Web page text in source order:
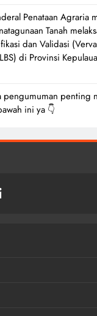
Penataan Agraria
Tanah
dan Validasi
di Provinsi
pengumuman penting
ini ya 👇